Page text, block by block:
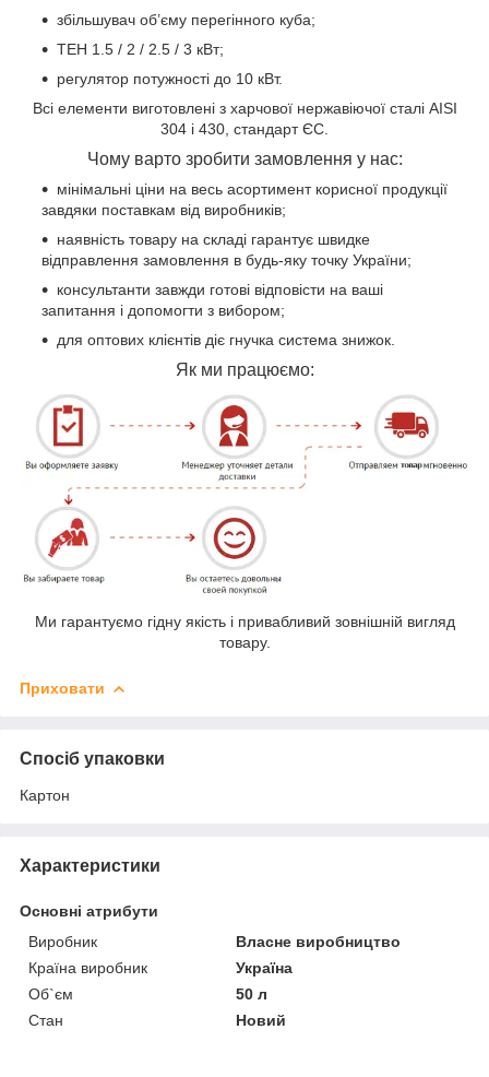
збільшувач об’єму перегінного куба;
ТЕН 1.5 / 2 / 2.5 / 3 кВт;
регулятор потужності до 10 кВт.
Всі елементи виготовлені з харчової нержавіючої сталі AISI
304 і 430, стандарт ЄС.
Чому варто зробити замовлення у нас:
мінімальні ціни на весь асортимент корисної продукції
завдяки поставкам від виробників;
наявність товару на складі гарантує швидке
відправлення замовлення в будь-яку точку України;
консультанти завжди готові відповісти на ваші
запитання і допомогти з вибором;
для оптових клієнтів діє гнучка система знижок.
Як ми працюємо:
Ми гарантуємо гідну якість і привабливий зовнішній вигляд
товару.
Приховати
Спосіб упаковки
Картон
Характеристики
Основні атрибути
Виробник
Власне виробництво
Країна виробник
Україна
Об`єм
50 л
Стан
Новий